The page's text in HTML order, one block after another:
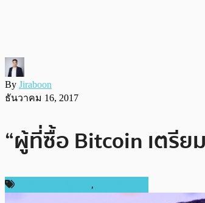
By Jiraboon
ธันวาคม 16, 2017
“ผู้ที่ซื้อ Bitcoin เตรีย
,